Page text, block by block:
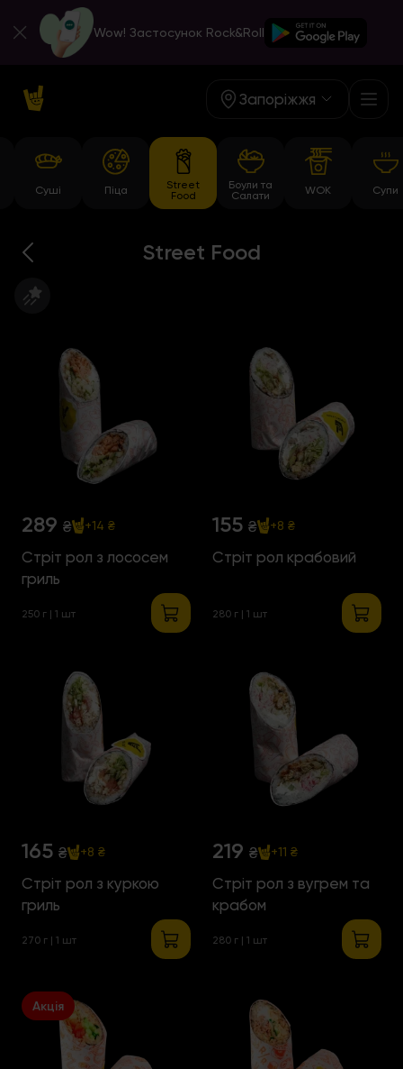
Wow! Застосунок Rock&Roll
Запоріжжя
Суші Піца
Street
Food
Боули та
Салати
WOK Супи
Street Food
289 ₴ +14 ₴
Стріт рол з лососем
гриль
250 г | 1 шт
155 ₴ +8 ₴
Стріт рол крабовий
280 г | 1 шт
165 ₴ +8 ₴
Стріт рол з куркою
гриль
270 г | 1 шт
219 ₴ +11 ₴
Стріт рол з вугрем та
крабом
280 г | 1 шт
Акція